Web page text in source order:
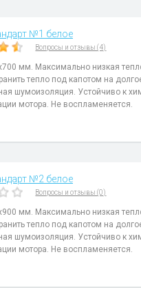
№1 белое
Вопросы и отзывы (4)
мм. Максимально низкая
тепло под капотом на
шумоизоляция. Устойчиво к
мотора. Не воспламеняется.
№2 белое
Вопросы и отзывы (0)
мм. Максимально низкая
тепло под капотом на
шумоизоляция. Устойчиво к
мотора. Не воспламеняется.